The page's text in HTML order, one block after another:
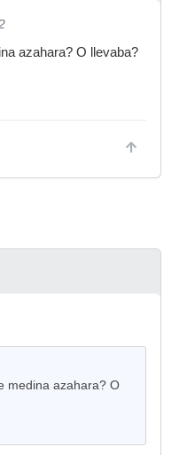
azahara? O llevaba?
medina azahara? O